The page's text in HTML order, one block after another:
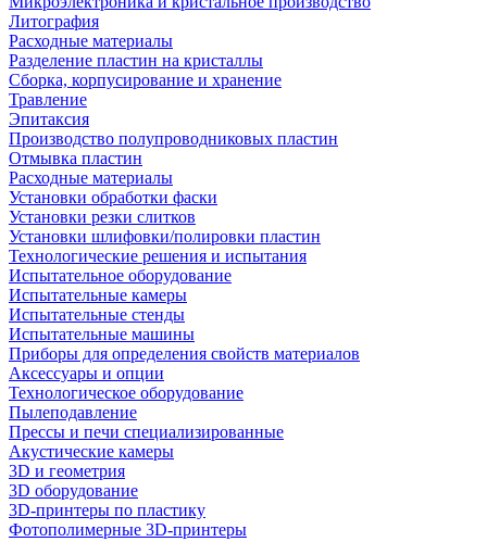
Литография
Расходные материалы
Разделение пластин на кристаллы
Сборка, корпусирование и хранение
Травление
Эпитаксия
Производство полупроводниковых пластин
Отмывка пластин
Расходные материалы
Установки обработки фаски
Установки резки слитков
Установки шлифовки/полировки пластин
Технологические решения и испытания
Испытательное оборудование
Испытательные камеры
Испытательные стенды
Испытательные машины
Приборы для определения свойств материалов
Аксессуары и опции
Технологическое оборудование
Пылеподавление
Прессы и печи специализированные
Акустические камеры
3D и геометрия
3D оборудование
3D-принтеры по пластику
Фотополимерные 3D-принтеры